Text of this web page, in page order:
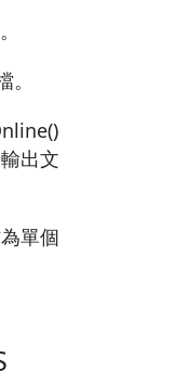
出文
單個